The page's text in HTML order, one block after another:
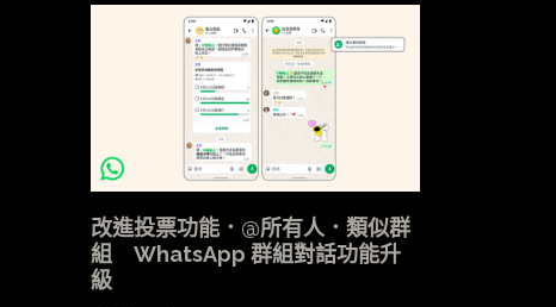
改進投票功能．@所有人．類似群
組 WhatsApp 群組對話功能升
級